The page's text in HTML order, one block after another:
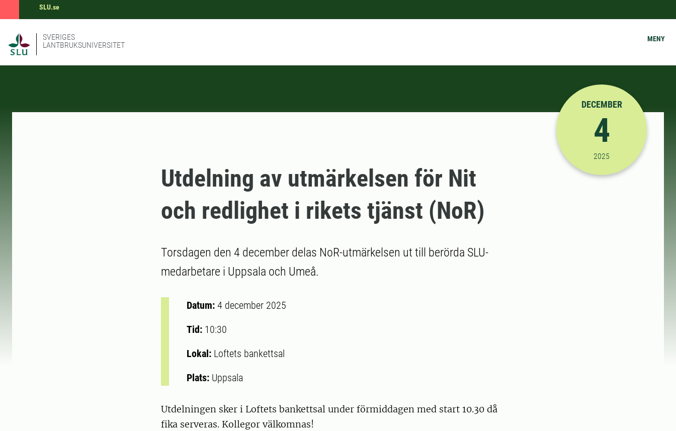
SLU.se
SVERIGES
LANTBRUKSUNIVERSITET
MENY
2025-12-04 10:30:00
DECEMBER
4
2025
Utdelning av utmärkelsen för Nit
och redlighet i rikets tjänst (NoR)
Torsdagen den 4 december delas NoR-utmärkelsen ut till berörda SLU-
medarbetare i Uppsala och Umeå.
Datum: 4 december 2025
Tid: 10:30
Lokal: Loftets bankettsal
Plats: Uppsala
Utdelningen sker i Loftets bankettsal under förmiddagen med start 10.30 då
fika serveras. Kollegor välkomnas!